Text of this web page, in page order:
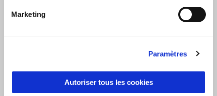
Marketing
Paramètres
Autoriser tous les cookies
ans ou plus. À cet égard, en remplissant le champ indiqué ci-dessous, je
déclare que j'ai atteint cette limite d'âge. À propos du traitement de mes
promotionnel, y compris ciblé, sur les produits et les services, les initiatives
la satisfaction de la clientèle menées par Piaggio & C. S.p.A. ou par ses
l'information sur la protection des données à caractère personnel :
Je donne mon accord